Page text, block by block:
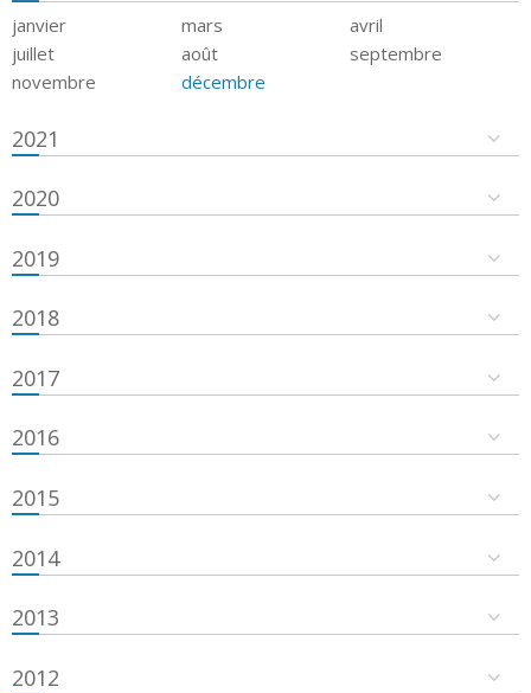
janvier mars
avril
juillet
août
septembre
novembre
décembre
2021
2020
2019
2018
2017
2016
2015
2014
2013
2012